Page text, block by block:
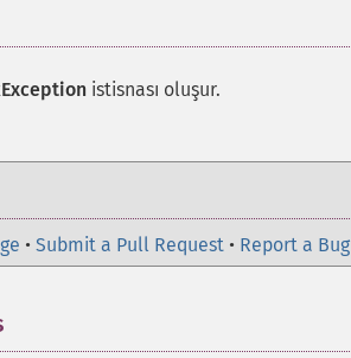
istisnası oluşur.
• Submit a Pull Request • Report a Bug